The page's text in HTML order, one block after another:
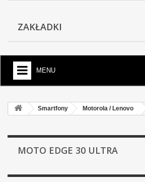
ZAKŁADKI
MENU
Smartfony Motorola / Lenovo
MOTO EDGE 30 ULTRA